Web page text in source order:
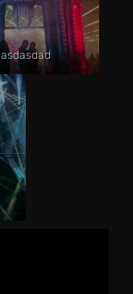
asdasdad